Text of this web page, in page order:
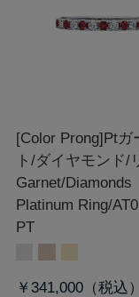
[Color Prong]Ptガ
ト/ダイヤモンド/
Garnet/Diamonds
Platinum Ring/
PT
￥341,000